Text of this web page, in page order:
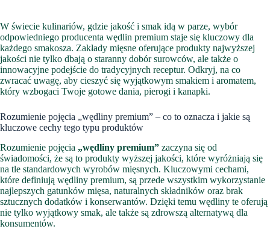
W świecie kulinariów, gdzie jakość i smak idą w parze, wybór
odpowiedniego producenta wędlin premium staje się kluczowy dla
każdego smakosza. Zakłady mięsne oferujące produkty najwyższej
jakości nie tylko dbają o staranny dobór surowców, ale także o
innowacyjne podejście do tradycyjnych receptur. Odkryj, na co
zwracać uwagę, aby cieszyć się wyjątkowym smakiem i aromatem,
który wzbogaci Twoje gotowe dania, pierogi i kanapki.
Rozumienie pojęcia „wędliny premium” – co to oznacza i jakie są
kluczowe cechy tego typu produktów
Rozumienie pojęcia „wędliny premium” zaczyna się od
świadomości, że są to produkty wyższej jakości, które wyróżniają się
na tle standardowych wyrobów mięsnych. Kluczowymi cechami,
które definiują wędliny premium, są przede wszystkim wykorzystanie
najlepszych gatunków mięsa, naturalnych składników oraz brak
sztucznych dodatków i konserwantów. Dzięki temu wędliny te oferują
nie tylko wyjątkowy smak, ale także są zdrowszą alternatywą dla
konsumentów.